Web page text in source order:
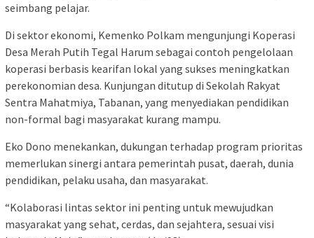
seimbang pelajar.
Di sektor ekonomi, Kemenko Polkam mengunjungi Koperasi
Desa Merah Putih Tegal Harum sebagai contoh pengelolaan
koperasi berbasis kearifan lokal yang sukses meningkatkan
perekonomian desa. Kunjungan ditutup di Sekolah Rakyat
Sentra Mahatmiya, Tabanan, yang menyediakan pendidikan
non-formal bagi masyarakat kurang mampu.
Eko Dono menekankan, dukungan terhadap program prioritas
memerlukan sinergi antara pemerintah pusat, daerah, dunia
pendidikan, pelaku usaha, dan masyarakat.
“Kolaborasi lintas sektor ini penting untuk mewujudkan
masyarakat yang sehat, cerdas, dan sejahtera, sesuai visi